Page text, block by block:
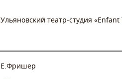
Ульяновский театр-студия
Е.Фришер